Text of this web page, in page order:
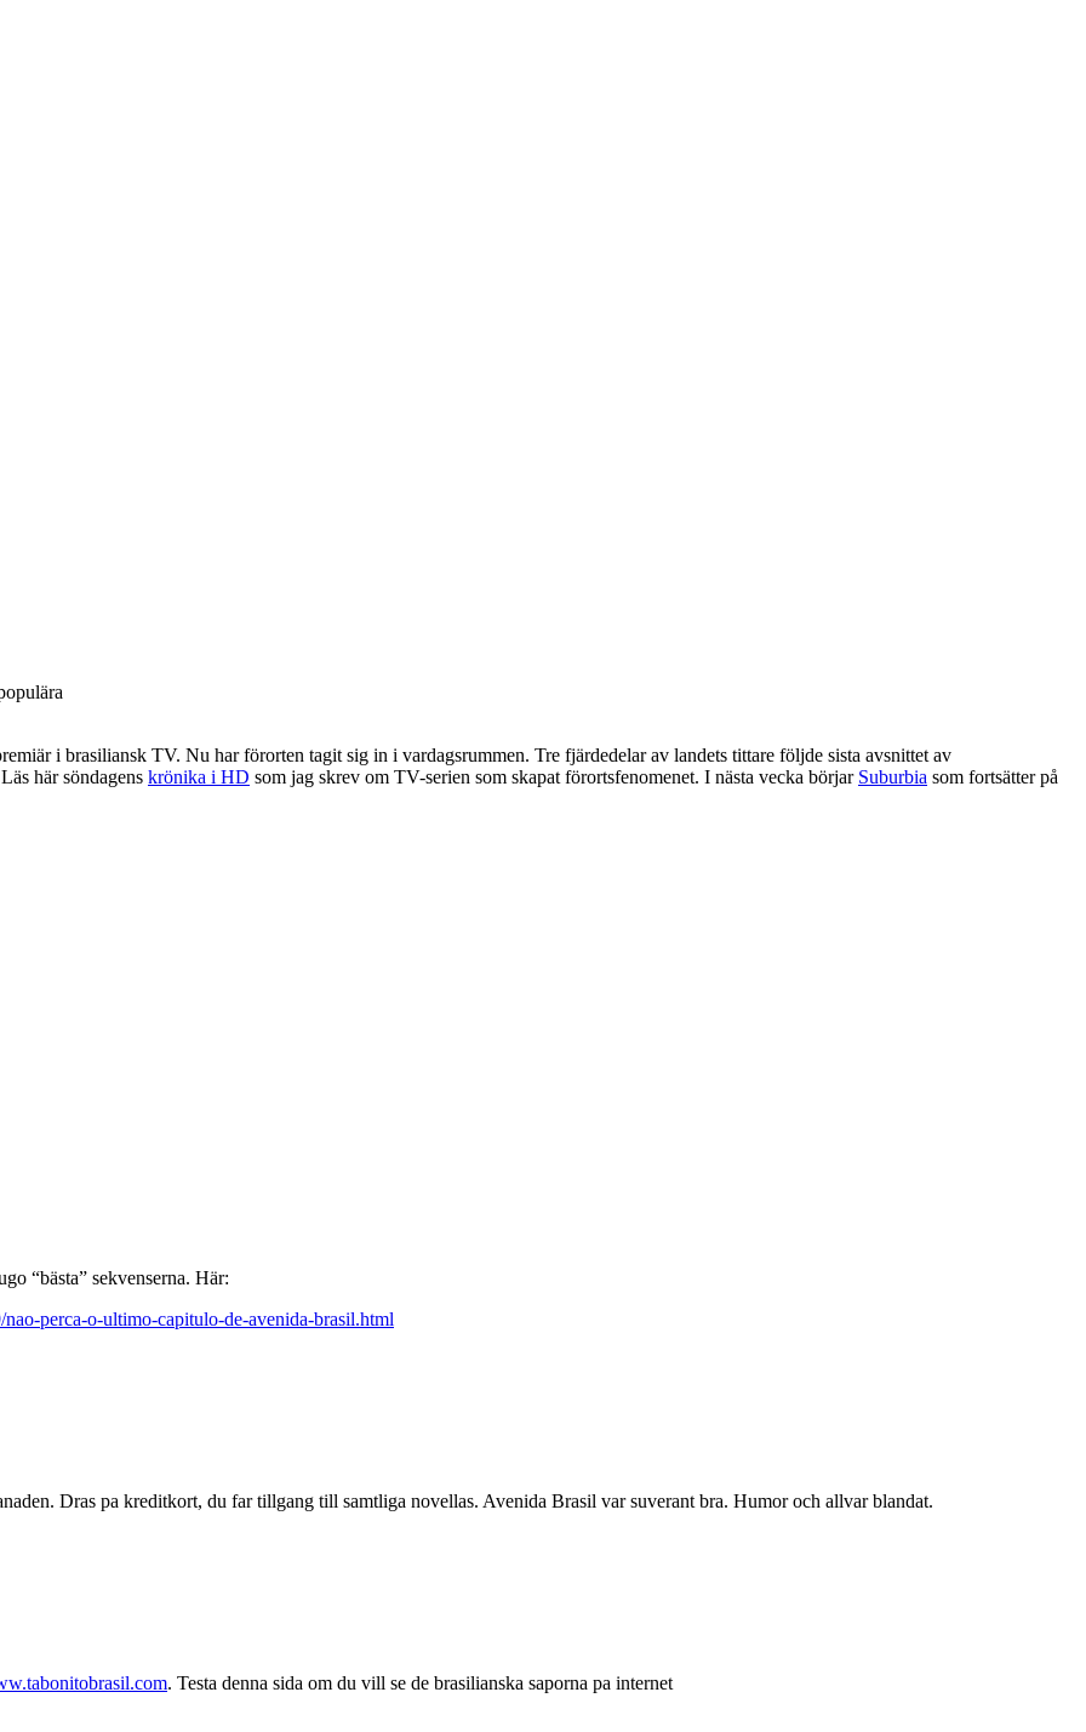
i brasiliansk TV. Nu har förorten tagit sig in i vardagsrummen. Tre fjärdedelar av landets tittare följde sista avsnittet av
här söndagens krönika i HD som jag skrev om TV-serien som skapat förortsfenomenet. I nästa vecka börjar Suburbia som fortsätter på
“bästa” sekvenserna. Här:
perca-o-ultimo-capitulo-de-avenida-brasil.html
Dras pa kreditkort, du far tillgang till samtliga novellas. Avenida Brasil var suverant bra. Humor och allvar blandat.
. Testa denna sida om du vill se de brasilianska saporna pa internet